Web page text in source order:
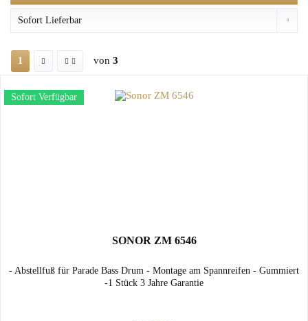
1 von 3
Sofort Verfügbar
SONOR ZM 6546
- Abstellfuß für Parade Bass Drum - Montage am Spannreifen - Gummiert
-1 Stück 3 Jahre Garantie